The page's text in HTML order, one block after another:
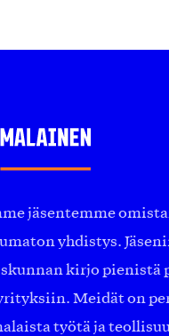
jäsentemme
yhdistys.
kirjo pienistä
Meidät on
työtä ja